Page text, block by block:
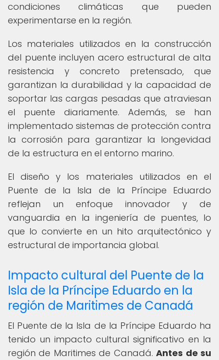
condiciones climáticas que pueden
experimentarse en la región.
Los materiales utilizados en la construcción
del puente incluyen acero estructural de alta
resistencia y concreto pretensado, que
garantizan la durabilidad y la capacidad de
soportar las cargas pesadas que atraviesan
el puente diariamente. Además, se han
implementado sistemas de protección contra
la corrosión para garantizar la longevidad
de la estructura en el entorno marino.
El diseño y los materiales utilizados en el
Puente de la Isla de la Príncipe Eduardo
reflejan un enfoque innovador y de
vanguardia en la ingeniería de puentes, lo
que lo convierte en un hito arquitectónico y
estructural de importancia global.
Impacto cultural del Puente de la
Isla de la Príncipe Eduardo en la
región de Maritimes de Canadá
El Puente de la Isla de la Príncipe Eduardo ha
tenido un impacto cultural significativo en la
región de Maritimes de Canadá.Antes de su